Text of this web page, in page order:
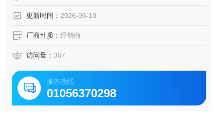
更新时间： 2026-06-10
厂商性质： 经销商
访问量： 367
服务热线
01056370298